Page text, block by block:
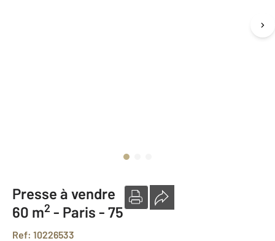
Presse à vendre
60 m2 - Paris - 75
Ref: 10226533